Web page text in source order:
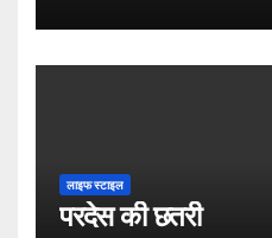
लाइफ स्टाइल
परदेस की छतरी